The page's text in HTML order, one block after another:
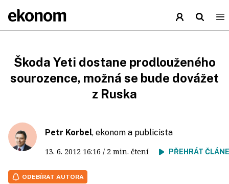
Škoda Yeti dostane prodlouženého
sourozence, možná se bude dovážet
z Ruska
Petr Korbel, ekonom a publicista
13. 6. 2012 16:16 / 2 min. čtení PŘEHRÁT
ODEBÍRAT AUTORA